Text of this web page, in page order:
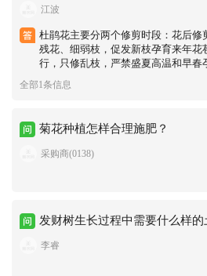
江波
杜鹃花主要分两个修剪时段：花后修
残花、细弱枝，促发新枝孕育来年花
行，只修乱枝，严禁盛夏高温和早春
芽导致不开花。
全部1条信息
菊花种植怎样合理施肥？
采购商(0138)
发财树生长过程中需要什么样的
李睿